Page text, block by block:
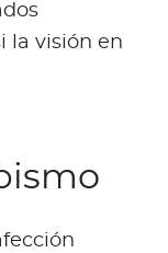
la visión en